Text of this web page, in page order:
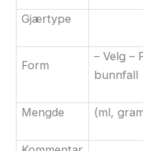
Gjærtype
Form
– Velg –
bunnfall
Mengde (ml,